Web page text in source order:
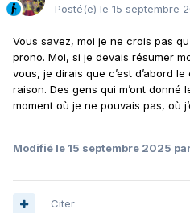
Posté(e) le 15 septembre
Vous savez, moi je ne crois pas
prono. Moi, si je devais résumer
vous, je dirais que c’est d’abord
raison. Des gens qui m’ont
moment où je ne pouvais pas, où
Modifié le 15 septembre 2025
Citer